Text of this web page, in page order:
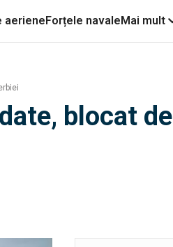
aerieneForțele navaleMai mult
blocat de